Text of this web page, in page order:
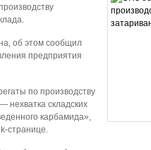
об этом сообщил
предприятия
по производству
нехватка складских
карбамида»,
странице.